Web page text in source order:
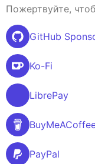
Пожертвуйте,
GitHub
Ko-Fi
LibrePay
PayPal